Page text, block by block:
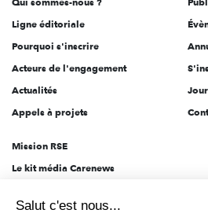
Ligne éditoriale
Pourquoi s'inscrire
Acteurs de l'engagement
Actualités
Appels à projets
Mission RSE
Le kit média Carenews
AEF info
Salut c'est nous...